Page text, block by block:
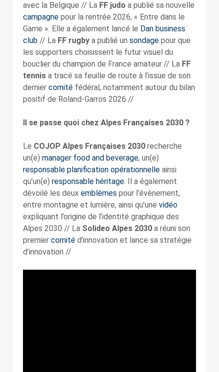
avec la Belgique // La FF judo a publié sa nouvelle
campagnepour la rentrée 2026, « Entre dans le
Game ». Elle a également lancé le Dan business
club// La FF rugbya publié un sondagepour que
les supporters choisissent le futur visuel du
bouclier du champion de France amateur // La FF
tennisa tracé sa feuille de route à l’issue de son
dernier comitéfédéral, notamment autour du bilan
positif de Roland-Garros 2026 //
Il se passe quoi chez Alpes Françaises 2030 ?
Le COJOP Alpes Françaises 2030recherche
un(e) manager food and beverage, un(e)
responsable planification opérationnelleainsi
qu’un(e) responsable héritage. Il a également
dévoilé les deux emblèmes pour l’évènement,
entre montagne et lumière, ainsi qu’une vidéo
expliquant l’origine de l’identité graphique des
Alpes 2030 // La Solideo Alpes 2030a réuni son
premier comitéd’innovation et lance sa stratégie
d’innovation //